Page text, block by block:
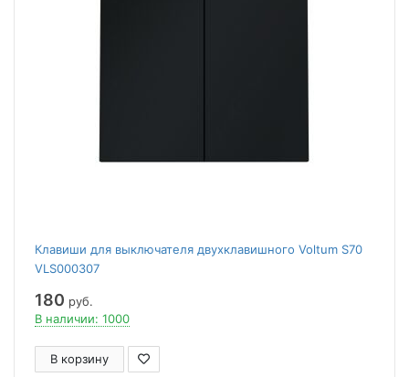
Клавиши для выключателя двухклавишного Voltum S70
VLS000307
180 руб.
В наличии: 1000
В корзину